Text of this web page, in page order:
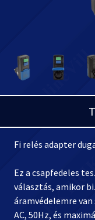
Fi relés adapter
Ez a csapfedeles
választás, amikor
áramvédelemre van
AC, 50Hz, és